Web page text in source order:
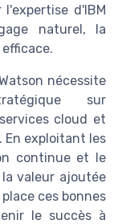
d'IBM
naturel, la
nécessite
sur
cloud et
exploitant les
continue et le
valeur ajoutée
ces bonnes
le succès à